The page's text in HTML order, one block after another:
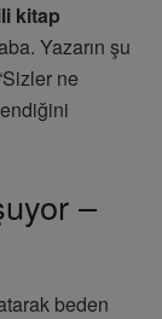
kitap
Yazarın şu
ne
–
beden